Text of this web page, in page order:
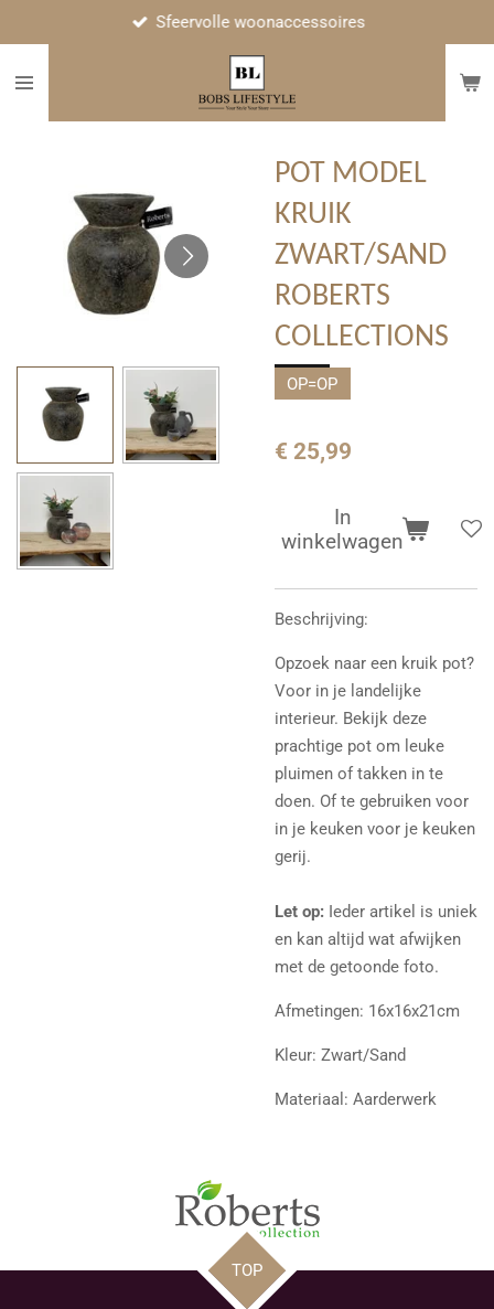
naar
Sfeervolle woonaccessoires
POT MODEL
KRUIK
ZWART/SAND
ROBERTS
COLLECTIONS
OP=OP
€ 25,99
In
winkelwagen
Beschrijving:
Opzoek naar een kruik pot?
Voor in je landelijke
interieur. Bekijk deze
prachtige pot om leuke
pluimen of takken in te
doen. Of te gebruiken voor
in je keuken voor je keuken
gerij.
Let op: Ieder artikel is uniek
en kan altijd wat afwijken
met de getoonde foto.
Afmetingen: 16x16x21cm
Kleur: Zwart/Sand
Materiaal: Aarderwerk
TOP